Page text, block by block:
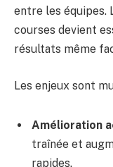
entre les équipes.
courses devient
résultats même
Les enjeux sont
Amélioration
traînée et
rapides.